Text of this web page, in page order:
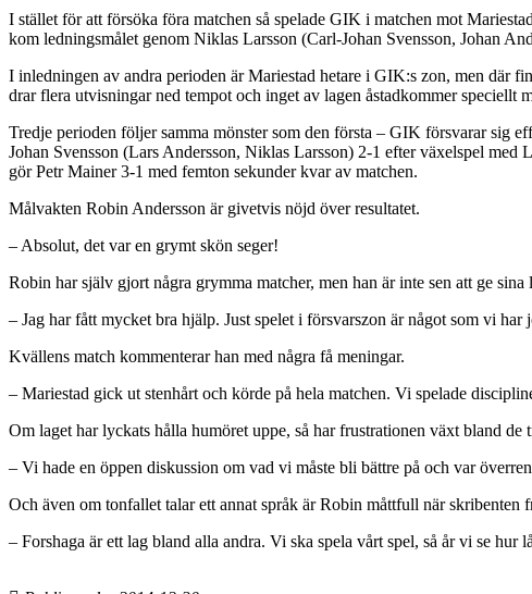
I stället för att försöka föra matchen så spelade GIK i matchen mot
kom ledningsmålet genom Niklas Larsson (Carl-Johan Svensson, Johan
I inledningen av andra perioden är Mariestad hetare i GIK:s zon, men där
drar flera utvisningar ned tempot och inget av lagen åstadkommer speciellt
Tredje perioden följer samma mönster som den första – GIK försvarar sig
Johan Svensson (Lars Andersson, Niklas Larsson) 2-1 efter växelspel
gör Petr Mainer 3-1 med femton sekunder kvar av matchen.
Målvakten Robin Andersson är givetvis nöjd över resultatet.
– Absolut, det var en grymt skön seger!
Robin har själv gjort några grymma matcher, men han är inte sen att ge
– Jag har fått mycket bra hjälp. Just spelet i försvarszon är något som vi har
Kvällens match kommenterar han med några få meningar.
– Mariestad gick ut stenhårt och körde på hela matchen. Vi spelade
Om laget har lyckats hålla humöret uppe, så har frustrationen växt bland
– Vi hade en öppen diskussion om vad vi måste bli bättre på och var
Och även om tonfallet talar ett annat språk är Robin måttfull när skribenten
– Forshaga är ett lag bland alla andra. Vi ska spela vårt spel, så år vi se hur